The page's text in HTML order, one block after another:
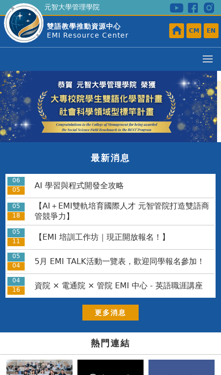
元智大學管理學院
雙語教學推動資源中心
EMI Resource Center
CM EN
最新消息
06
05
AI 學習與程式開發全攻略
05
18
【AI＋EMI雙軌培育國際人才 元智管院打造雙語商
管競爭力】
05
11
【EMI 培訓工作坊｜現正開放報名！】
05
04
5月 EMI TALK活動一覽表，歡迎同學報名參加！
04
16
資院 × 電通院 × 管院 EMI 中心 - 英語職涯講座
更多消息
熱門連結